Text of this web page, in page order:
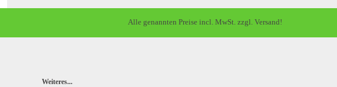
Alle genannten Preise incl. MwSt. zzgl. Versand!
Weiteres...